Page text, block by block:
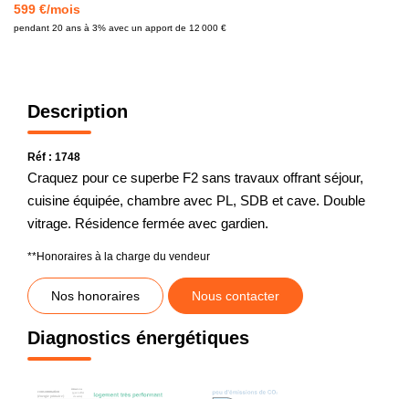
599 €/mois
pendant 20 ans à 3% avec un apport de 12 000 €
Description
Réf : 1748
Craquez pour ce superbe F2 sans travaux offrant séjour,
cuisine équipée, chambre avec PL, SDB et cave. Double
vitrage. Résidence fermée avec gardien.
**Honoraires à la charge du vendeur
Nos honoraires Nous contacter
Diagnostics énergétiques